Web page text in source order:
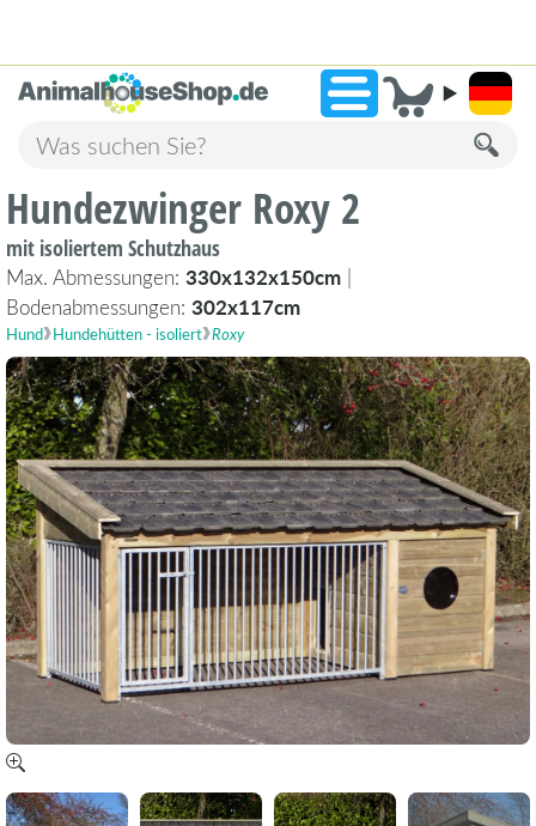
»2.238 Bewertungen!
Hundezwinger Roxy 2
mit isoliertem Schutzhaus
Max. Abmessungen: 330x132x150cm |
Bodenabmessungen: 302x117cm
Hund Hundehütten - isoliert Roxy